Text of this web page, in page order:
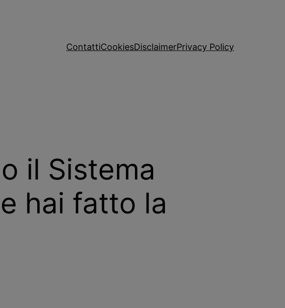
ContattiCookiesDisclaimerPrivacy Policy
il Sistema
hai fatto la